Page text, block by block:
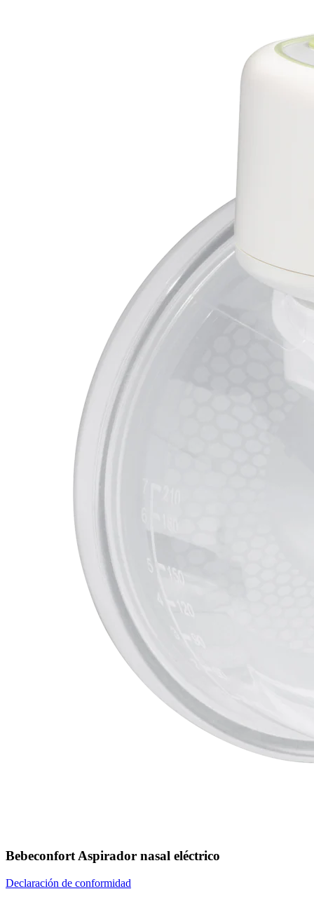
Bebeconfort Aspirador nasal eléctrico
Declaración de conformidad